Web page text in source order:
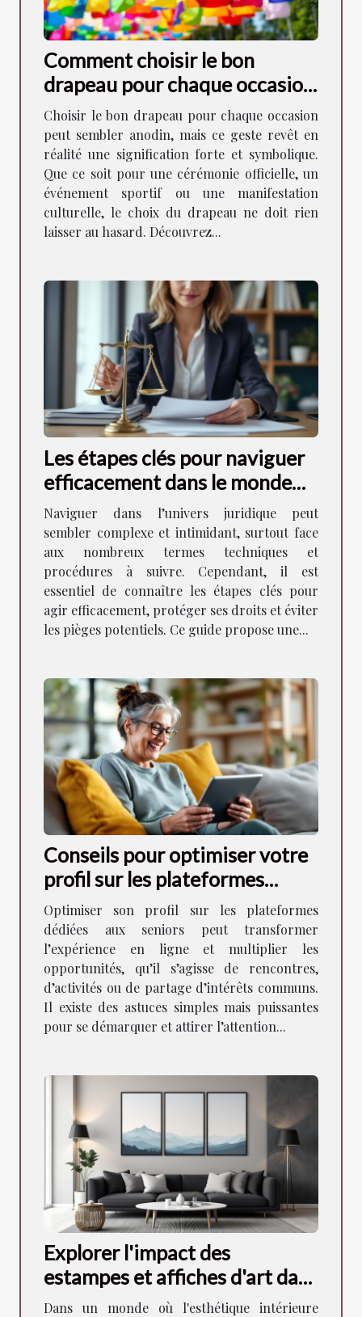
Comment choisir le bon
drapeau pour chaque occasion
?
Choisir le bon drapeau pour chaque occasion
peut sembler anodin, mais ce geste revêt en
réalité une signification forte et symbolique.
Que ce soit pour une cérémonie officielle, un
événement sportif ou une manifestation
culturelle, le choix du drapeau ne doit rien
laisser au hasard. Découvrez...
Les étapes clés pour naviguer
efficacement dans le monde
juridique
Naviguer dans l’univers juridique peut
sembler complexe et intimidant, surtout face
aux nombreux termes techniques et
procédures à suivre. Cependant, il est
essentiel de connaître les étapes clés pour
agir efficacement, protéger ses droits et éviter
les pièges potentiels. Ce guide propose une...
Conseils pour optimiser votre
profil sur les plateformes
dédiées aux seniors
Optimiser son profil sur les plateformes
dédiées aux seniors peut transformer
l’expérience en ligne et multiplier les
opportunités, qu’il s’agisse de rencontres,
d’activités ou de partage d’intérêts communs.
Il existe des astuces simples mais puissantes
pour se démarquer et attirer l’attention...
Explorer l'impact des
estampes et affiches d'art dans
la décoration moderne
Dans un monde où l'esthétique intérieure